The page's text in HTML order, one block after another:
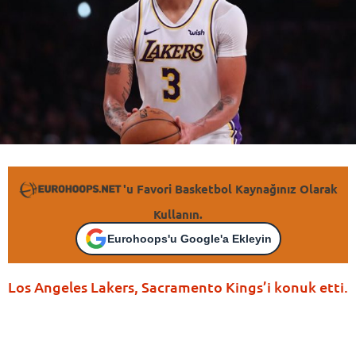
'u Favori Basketbol Kaynağınız Olarak
Kullanın.
Eurohoops'u Google'a Ekleyin
Los Angeles Lakers, Sacramento Kings’i konuk etti.